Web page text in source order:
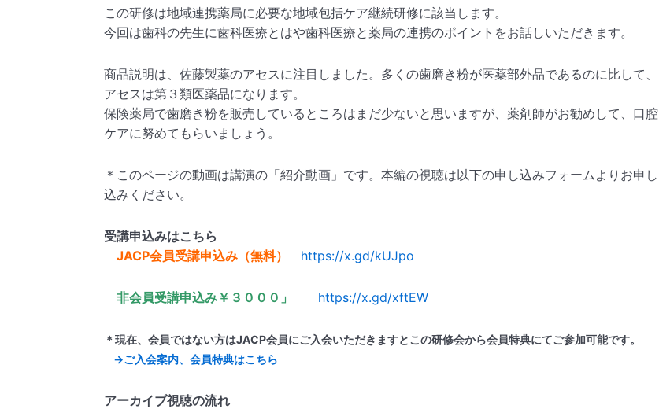
この研修は地域連携薬局に必要な地域包括ケア継続研修に該当 します。
今回は歯科の先生に歯科医療とはや歯科医療と薬局の連携のポイントをお話しいただきま す。
商品説明は、佐藤製薬のアセスに注目しました。多く の歯磨き粉が医薬部外品であるのに比して、
アセスは第３類医薬品にな ります。
保険薬局で歯磨き粉を販売 している ところは まだ少ないと思い ますが、 薬剤師がお勧めして、口腔
ケアに努めてもらいましょ う。
＊このページの動画は講演の「紹介動画」です。本編の視聴は以下の申し込みフォームよりお申し
込みください。
受講申込みはこちら
JACP会員受講申込み（無料）
https://x.gd/kUJpo
非会員受講申込み￥３０００」 https://x.gd/xftEW
＊現在、会員ではない方はJACP会員にご入会いただきますとこの研修会から会員特典にてご参加可能です。
→ご入会案内、会員特典はこちら
アーカイブ視聴の流れ